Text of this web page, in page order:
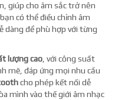
giúp cho âm sắc trở nên
có thể điều chỉnh âm
dàng để phù hợp với từng
lượng cao, với công suất
mẽ, đáp ứng mọi nhu cầu
cho phép kết nối dễ
mình vào thế giới âm nhạc